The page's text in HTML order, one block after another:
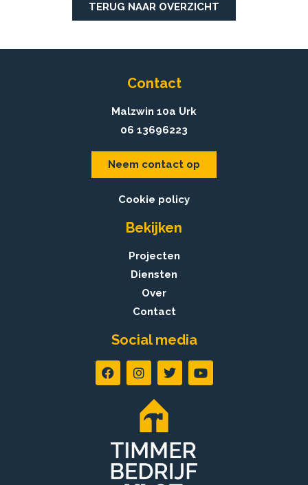
TERUG NAAR OVERZICHT
Contact
Malzwin 10a Urk
06 13696223
Neem contact op
Cookie policy
Bekijken
Projecten
Diensten
Over
Contact
Social media